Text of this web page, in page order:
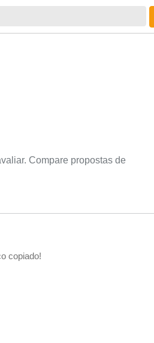
Compare propostas de
copiado!